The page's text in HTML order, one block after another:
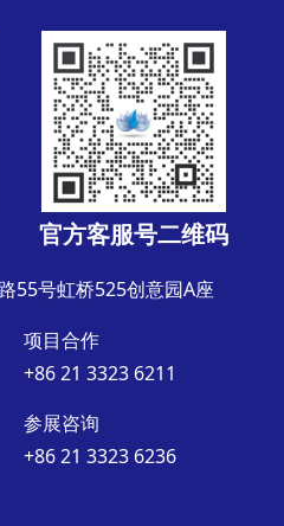
官方客服号二维码
55号虹桥525创意园A座
项目合作
+86 21 3323 6211
参展咨询
+86 21 3323 6236